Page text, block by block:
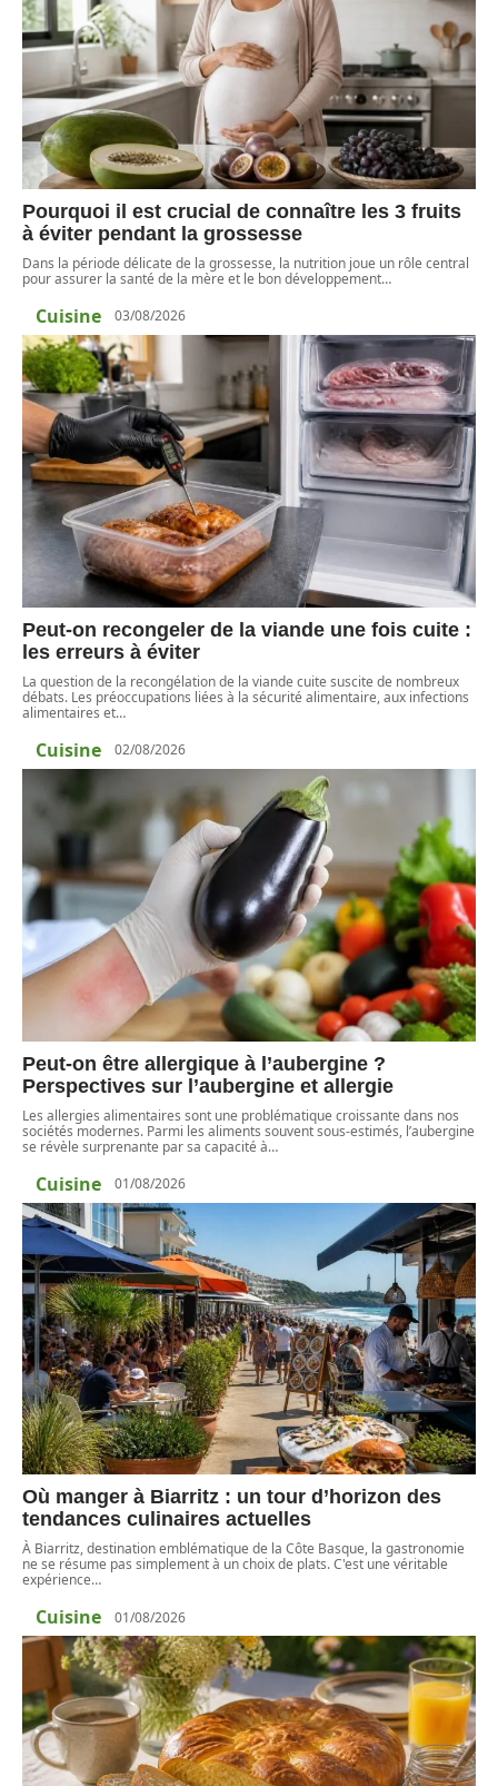
Pourquoi il est crucial de connaître les 3 fruits
à éviter pendant la grossesse
Dans la période délicate de la grossesse, la nutrition joue un rôle central
pour assurer la santé de la mère et le bon développement…
Cuisine 03/08/2026
Peut-on recongeler de la viande une fois cuite :
les erreurs à éviter
La question de la recongélation de la viande cuite suscite de nombreux
débats. Les préoccupations liées à la sécurité alimentaire, aux infections
alimentaires et…
Cuisine 02/08/2026
Peut-on être allergique à l’aubergine ?
Perspectives sur l’aubergine et allergie
Les allergies alimentaires sont une problématique croissante dans nos
sociétés modernes. Parmi les aliments souvent sous-estimés, l’aubergine
se révèle surprenante par sa capacité à…
Cuisine 01/08/2026
Où manger à Biarritz : un tour d’horizon des
tendances culinaires actuelles
À Biarritz, destination emblématique de la Côte Basque, la gastronomie
ne se résume pas simplement à un choix de plats. C'est une véritable
expérience…
Cuisine 01/08/2026